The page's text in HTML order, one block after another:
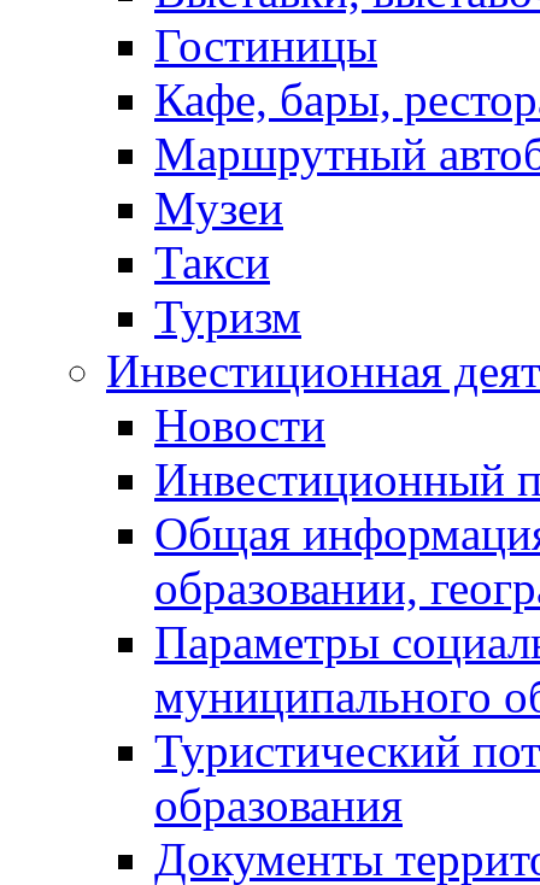
Гостиницы
Кафе, бары,
Маршрутный
Музеи
Такси
Туризм
Инвестиционная
Новости
Инвестиционный
Общая
образовании,
Параметры
муниципального
Туристический
образования
Документы